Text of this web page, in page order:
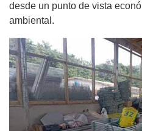
desde un punto de vista
ambiental.